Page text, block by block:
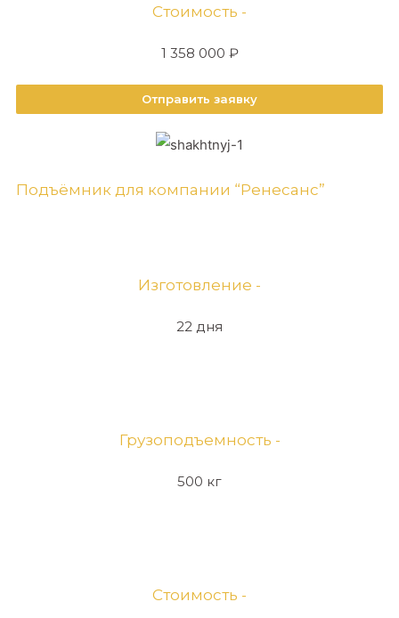
Стоимость -
1 358 000 ₽
Отправить заявку
Подъёмник для компании “Ренесанс”
Изготовление -
22 дня
Грузоподъемность -
500 кг
Стоимость -